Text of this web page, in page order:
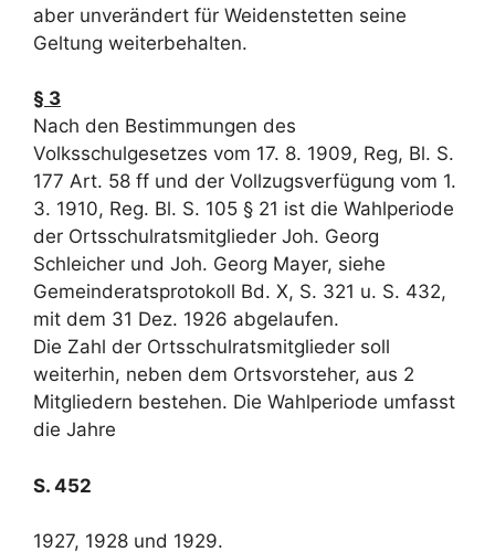
aber unverändert für Weidenstetten seine
Geltung weiterbehalten.
§ 3
Nach den Bestimmungen des
Volksschulgesetzes vom 17. 8. 1909, Reg, Bl. S.
177 Art. 58 ff und der Vollzugsverfügung vom 1.
3. 1910, Reg. Bl. S. 105 § 21 ist die Wahlperiode
der Ortsschulratsmitglieder Joh. Georg
Schleicher und Joh. Georg Mayer, siehe
Gemeinderatsprotokoll Bd. X, S. 321 u. S. 432,
mit dem 31 Dez. 1926 abgelaufen.
Die Zahl der Ortsschulratsmitglieder soll
weiterhin, neben dem Ortsvorsteher, aus 2
Mitgliedern bestehen. Die Wahlperiode umfasst
die Jahre
S. 452
1927, 1928 und 1929.